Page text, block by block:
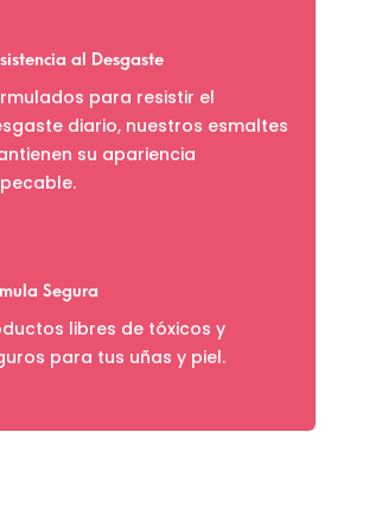
al Desgaste
para resistir el
diario, nuestros esmaltes
su apariencia
Segura
libres de tóxicos y
para tus uñas y piel.